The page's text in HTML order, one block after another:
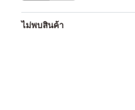
ไม่พบสินค้า